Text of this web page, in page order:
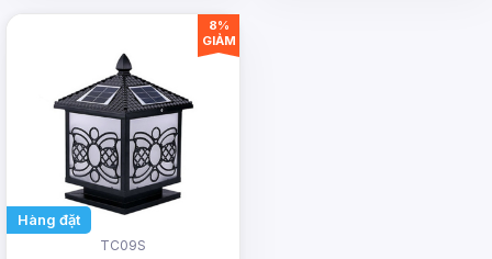
Hàng đặt
TC09S
8%
GIẢM